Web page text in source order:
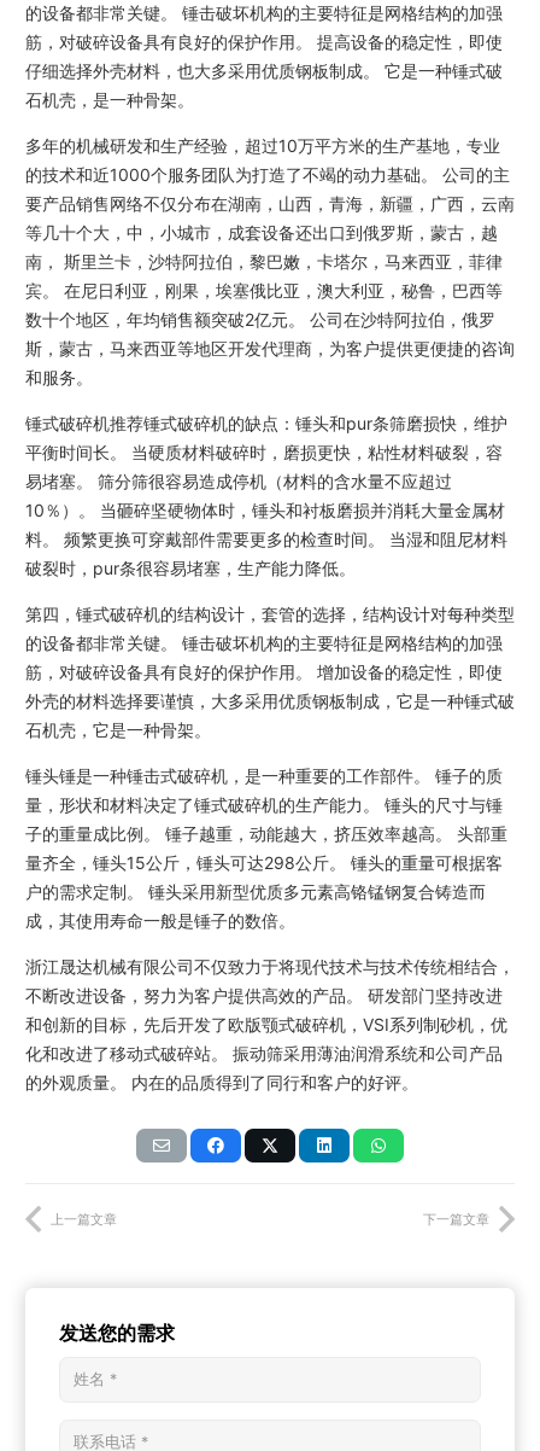
的设备都非常关键。 锤击破坏机构的主要特征是网格结构的加强
筋，对破碎设备具有良好的保护作用。 提高设备的稳定性，即使
仔细选择外壳材料，也大多采用优质钢板制成。 它是一种锤式破
石机壳，是一种骨架。
多年的机械研发和生产经验，超过10万平方米的生产基地，专业
的技术和近1000个服务团队为打造了不竭的动力基础。 公司的主
要产品销售网络不仅分布在湖南，山西，青海，新疆，广西，云南
等几十个大，中，小城市，成套设备还出口到俄罗斯，蒙古，越
南， 斯里兰卡，沙特阿拉伯，黎巴嫩，卡塔尔，马来西亚，菲律
宾。 在尼日利亚，刚果，埃塞俄比亚，澳大利亚，秘鲁，巴西等
数十个地区，年均销售额突破2亿元。 公司在沙特阿拉伯，俄罗
斯，蒙古，马来西亚等地区开发代理商，为客户提供更便捷的咨询
和服务。
锤式破碎机推荐锤式破碎机的缺点：锤头和pur条筛磨损快，维护
平衡时间长。 当硬质材料破碎时，磨损更快，粘性材料破裂，容
易堵塞。 筛分筛很容易造成停机（材料的含水量不应超过
10％）。 当砸碎坚硬物体时，锤头和衬板磨损并消耗大量金属材
料。 频繁更换可穿戴部件需要更多的检查时间。 当湿和阻尼材料
破裂时，pur条很容易堵塞，生产能力降低。
第四，锤式破碎机的结构设计，套管的选择，结构设计对每种类型
的设备都非常关键。 锤击破坏机构的主要特征是网格结构的加强
筋，对破碎设备具有良好的保护作用。 增加设备的稳定性，即使
外壳的材料选择要谨慎，大多采用优质钢板制成，它是一种锤式破
石机壳，它是一种骨架。
锤头锤是一种锤击式破碎机，是一种重要的工作部件。 锤子的质
量，形状和材料决定了锤式破碎机的生产能力。 锤头的尺寸与锤
子的重量成比例。 锤子越重，动能越大，挤压效率越高。 头部重
量齐全，锤头15公斤，锤头可达298公斤。 锤头的重量可根据客
户的需求定制。 锤头采用新型优质多元素高铬锰钢复合铸造而
成，其使用寿命一般是锤子的数倍。
浙江晟达机械有限公司不仅致力于将现代技术与技术传统相结合，
不断改进设备，努力为客户提供高效的产品。 研发部门坚持改进
和创新的目标，先后开发了欧版颚式破碎机，VSI系列制砂机，优
化和改进了移动式破碎站。 振动筛采用薄油润滑系统和公司产品
的外观质量。 内在的品质得到了同行和客户的好评。
上一篇文章 下一篇文章
发送您的需求